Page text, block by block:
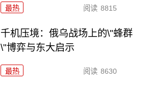
最热 阅读 8815
千机压境：俄乌战场上的\"蜂群
\"博弈与东大启示
最热 阅读 8630